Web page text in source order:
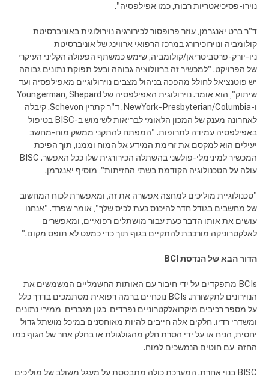
נוירו-פסיכיאטריות רבות, כמו אפילפסיה".
ד"ר ברט יאנגרמן, עוזר פרופסור לכירורגיה נוירולוגית באוניברסיטת
קולומביה ונוירוכירורג במרכז הרפואי ארווינג של אוניברסיטת
ניו-יורק-פרסביטריאן/קולומביה, שימש כמשתף הפעולה הקליני העיקרי
של הפרויקט. "למכשיר זה ברזולוציה גבוהה ובעל תפוקת נתונים גבוהה
יש פוטנציאל לחולל מהפכה בניהול מצבים נוירולוגיים מאפילפסיה ועד
שיתוק", הוא אומר. נוירולוגית האפילפסיה של Youngerman, Shepard
ו-NewYork-Presbyterian/Columbia, ד"ר קתרין Schevon, קיבלה
לאחרונה מענק של המכון הלאומי לבריאות לשימוש ב-BISC בטיפול
באפילפסיה עמידה לתרופות. "המפתח להתקני ממשק מוח-מחשב
יעילים הוא למקסם את זרימת המידע אל המוח וממנו, תוך הפיכת
המכשיר למינימלי-פולשני בהשתלה הכירורגית שלו ככל האפשר. BISC
עולה על הטכנולוגיה הקודמת בשתי החזיתות", מוסיף יאנגרמן.
"טכנולוגיית מוליכים למחצה אפשרה את זה, ומאפשרת לכוח המחשוב
של מחשבים בגודל חדר להיכנס כעת לכיס שלך", אומר שפרד. "אנחנו
עושים את אותו הדבר כעת עבור מושתלים רפואיים, ומאפשרים
לאלקטרוניקה מורכבת להתקיים בגוף תוך כדי כמעט לא תופס מקום."
הדור הבא של הנדסת BCI
BCIs מתפקדים על ידי חיבור עם האותות החשמליים המשמשים את
הנוירונים לתקשורת. BCIs נוכחיים ברמה רפואית מסתמכים בדרך כלל
על מספר רכיבים מיקרואלקטרוניים נפרדים, כגון מגברים, ממירי נתונים
ומשדרי רדיו. חלקים אלה חייבים להיות מאוחסנים במיכל מושתל גדול
יחסית, הניח או על ידי הסרת חלק מהגולגולת או בחלק אחר של הגוף כמו
החזה, עם חוטים הנמשכים למוח.
BISC בנוי אחרת. המערכת כולה מתבססת על מעגל משולב של מוליכים